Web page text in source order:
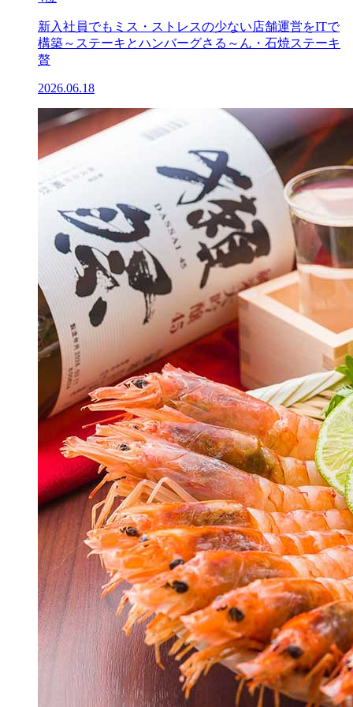
新入社員でもミス・ストレスの少ない店舗運営をITで
構築～ステーキとハンバーグさる～ん・石焼ステーキ
贅
2026.06.18